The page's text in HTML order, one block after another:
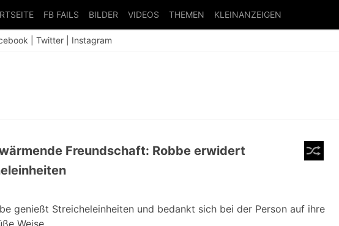
FB FAILS BILDER VIDEOS THEMEN KLEINANZEIGEN
Twitter Instagram
Freundschaft: Robbe erwidert
genießt Streicheleinheiten und bedankt sich bei der Person auf ihre
Weise.